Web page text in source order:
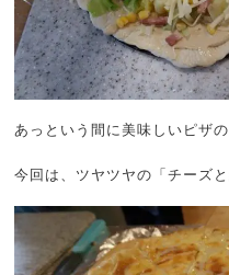
あっという間に美味しいピザの
今回は、ツヤツヤの「チーズ